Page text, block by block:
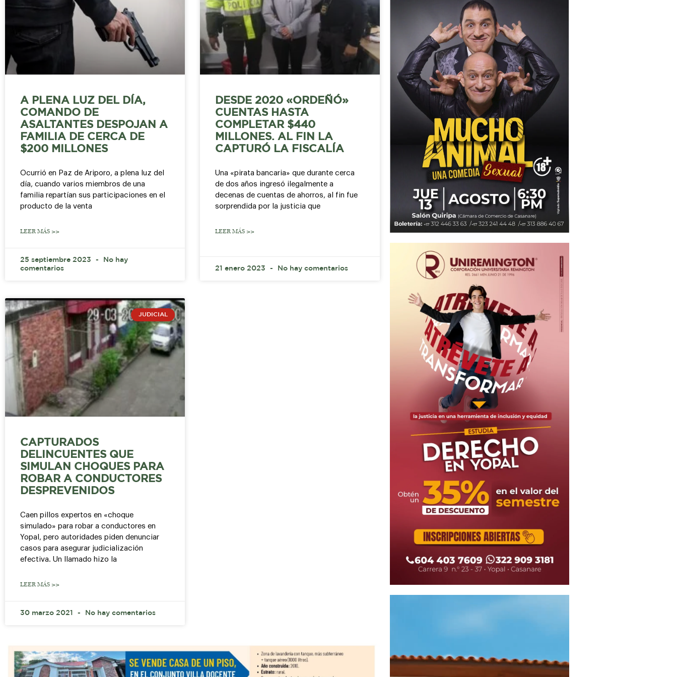
A PLENA LUZ DEL DÍA,
COMANDO DE
ASALTANTES DESPOJAN A
FAMILIA DE CERCA DE
$200 MILLONES
Ocurrió en Paz de Ariporo, a plena luz del
día, cuando varios miembros de una
familia repartían sus participaciones en el
producto de la venta
LEER MÁS >>
25 septiembre 2023
No hay
comentarios
DESDE 2020 «ORDEÑÓ»
CUENTAS HASTA
COMPLETAR $440
MILLONES. AL FIN LA
CAPTURÓ LA FISCALÍA
Una «pirata bancaria» que durante cerca
de dos años ingresó ilegalmente a
decenas de cuentas de ahorros, al fin fue
sorprendida por la justicia que
LEER MÁS >>
21 enero 2023 No hay comentarios
JUDICIAL
CAPTURADOS
DELINCUENTES QUE
SIMULAN CHOQUES PARA
ROBAR A CONDUCTORES
DESPREVENIDOS
Caen pillos expertos en «choque
simulado» para robar a conductores en
Yopal, pero autoridades piden denunciar
casos para asegurar judicialización
efectiva. Un llamado hizo la
LEER MÁS >>
30 marzo 2021 No hay comentarios